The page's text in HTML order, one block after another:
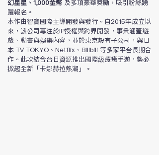
幻星星、1,000金幣 及多項豪華獎勵，吸引粉絲踴
躍報名。
本作由智寶國際主導開發與發行。自2015年成立以
來，該公司專注於IP授權與跨界開發，事業涵蓋遊
戲、動畫與娛樂內容，並於東京設有子公司，與日
本 TV TOKYO、Netflix、Bilibili 等多家平台長期合
作。此次結合台日資源推出國際級療癒手遊，勢必
掀起全新「卡娜赫拉熱潮」。